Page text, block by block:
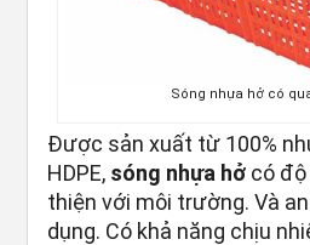
Sóng nhựa hở có
Được sản xuất từ 100%
HDPE, sóng nhựa hở có độ
thiện với môi trường. Và
dụng. Có khả năng chịu